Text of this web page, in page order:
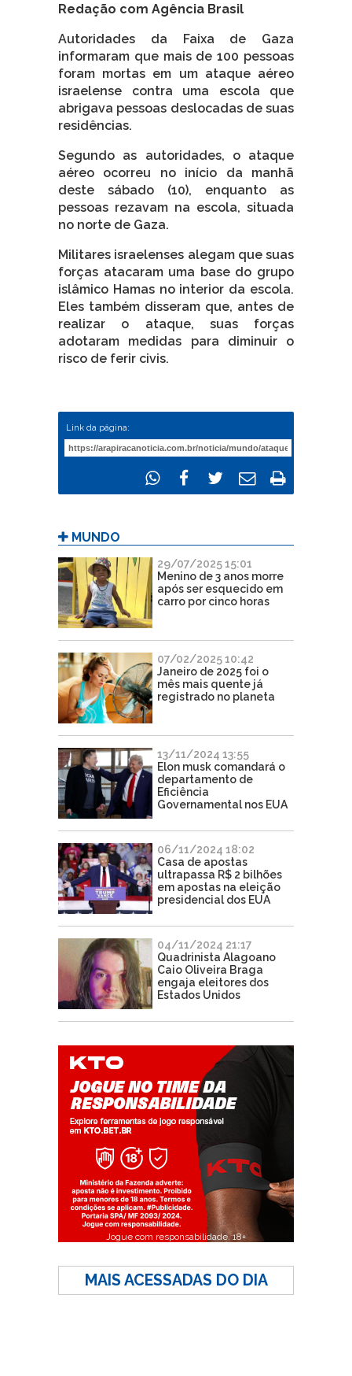
Redação com Agência Brasil
Autoridades da Faixa de Gaza
informaram que mais de 100 pessoas
foram mortas em um ataque aéreo
israelense contra uma escola que
abrigava pessoas deslocadas de suas
residências.
Segundo as autoridades, o ataque
aéreo ocorreu no início da manhã
deste sábado (10), enquanto as
pessoas rezavam na escola, situada
no norte de Gaza.
Militares israelenses alegam que suas
forças atacaram uma base do grupo
islâmico Hamas no interior da escola.
Eles também disseram que, antes de
realizar o ataque, suas forças
adotaram medidas para diminuir o
risco de ferir civis.
Link da página:
MUNDO
29/07/2025 15:01
Menino de 3 anos morre
após ser esquecido em
carro por cinco horas
07/02/2025 10:42
Janeiro de 2025 foi o
mês mais quente já
registrado no planeta
13/11/2024 13:55
Elon musk comandará o
departamento de
Eficiência
Governamental nos EUA
06/11/2024 18:02
Casa de apostas
ultrapassa R$ 2 bilhões
em apostas na eleição
presidencial dos EUA
04/11/2024 21:17
Quadrinista Alagoano
Caio Oliveira Braga
engaja eleitores dos
Estados Unidos
Jogue com responsabilidade. 18+
MAIS ACESSADAS DO DIA